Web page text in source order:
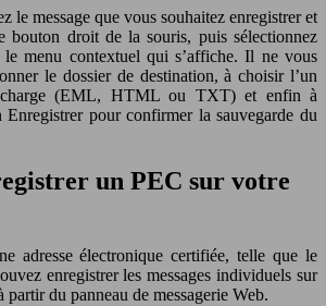
le message que vous souhaitez enregistrer et
bouton droit de la souris, puis sélectionnez
le menu contextuel qui s’affiche. Il ne vous
le dossier de destination, à choisir l’un
(EML, HTML ou TXT) et enfin à
pour confirmer la sauvegarde du
un PEC sur votre
adresse électronique certifiée, telle que le
enregistrer les messages individuels sur
du panneau de messagerie Web.